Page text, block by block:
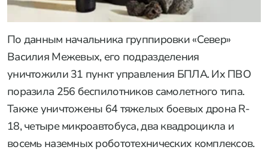
По данным начальника группировки «Север»
Василия Межевых, его подразделения
уничтожили 31 пункт управления БПЛА. Их ПВО
поразила 256 беспилотников самолетного типа.
Также уничтожены 64 тяжелых боевых дрона R-
18, четыре микроавтобуса, два квадроцикла и
восемь наземных робототехнических комплексов.